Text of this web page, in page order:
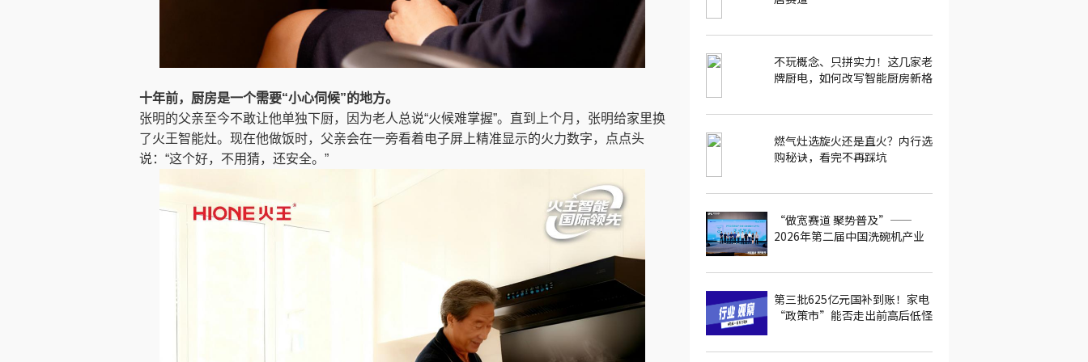
十年前，厨房是一个需要“小心伺候”的地方。
张明的父亲至今不敢让他单独下厨，因为老人总说“火候难掌握”。直到上个月，张明给家里换
了火王智能灶。现在他做饭时，父亲会在一旁看着电子屏上精准显示的火力数字，点点头
说：“这个好，不用猜，还安全。”
不玩概念、只拼实力！这几家老
牌厨电，如何改写智能厨房新格
燃气灶选旋火还是直火？内行选
购秘诀，看完不再踩坑
“做宽赛道 聚势普及”——
2026年第二届中国洗碗机产业
幕
第三批625亿元国补到账！家电
“政策市”能否走出前高后低怪